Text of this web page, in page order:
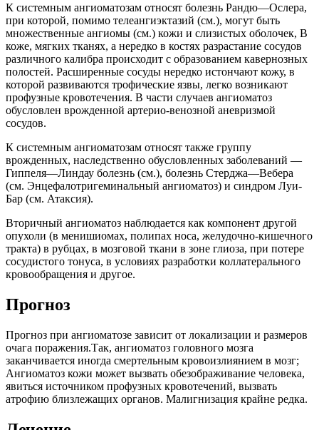
К системным ангиоматозам относят болезнь Рандю—Ослера,
при которой, помимо телеангиэктазий (см.), могут быть
множественные ангиомы (см.) кожи и слизистых оболочек, В
коже, мягких тканях, а нередко в костях разрастание сосудов
различного калибра происходит с образованием кавернозных
полостей. Расширенные сосуды нередко истончают кожу, в
которой развиваются трофические язвы, легко возникают
профузные кровотечения. В части случаев ангиоматоз
обусловлен врожденной артерио-венозной аневризмой
сосудов.
К системным ангиоматозам относят также группу
врожденных, наследственно обусловленных заболеваний —
Гиппеля—Линдау болезнь (см.), болезнь Стерджа—Вебера
(см. Энцефалотригеминальный ангиоматоз) и синдром Луи-
Бар (см. Атаксия).
Вторичный ангиоматоз наблюдается как компонент другой
опухоли (в менишиомах, полипах носа, желудочно-кишечного
тракта) в рубцах, в мозговой ткани в зоне глиоза, при потере
сосудистого тонуса, в условиях разработки коллатерального
кровообращения и другое.
Прогноз
Прогноз при ангиоматозе зависит от локализации и размеров
очага поражения.Так, ангиоматоз головного мозга
заканчивается иногда смертельным кровоизлиянием в мозг;
Ангиоматоз кожи может вызвать обезображивание человека,
явиться источником профузных кровотечений, вызвать
атрофию близлежащих органов. Малигнизация крайне редка.